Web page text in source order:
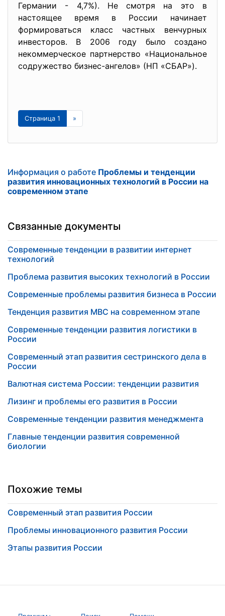
Германии - 4,7%). Не смотря на это в
настоящее время в России начинает
формироваться класс частных венчурных
инвесторов. В 2006 году было создано
некоммерческое партнерство «Национальное
содружество бизнес-ангелов» (НП «СБАР»).
Страница 1 »
Информация о работе Проблемы и тенденции
развития инновационных технологий в России на
современном этапе
Связанные документы
Современные тенденции в развитии интернет
технологий
Проблема развития высоких технологий в России
Современные проблемы развития бизнеса в России
Тенденция развития МВС на современном этапе
Современные тенденции развития логистики в
России
Современный этап развития сестринского дела в
России
Валютная система России: тенденции развития
Лизинг и проблемы его развития в России
Современные тенденции развития менеджмента
Главные тенденции развития современной
биологии
Похожие темы
Современный этап развития России
Проблемы инновационного развития России
Этапы развития России